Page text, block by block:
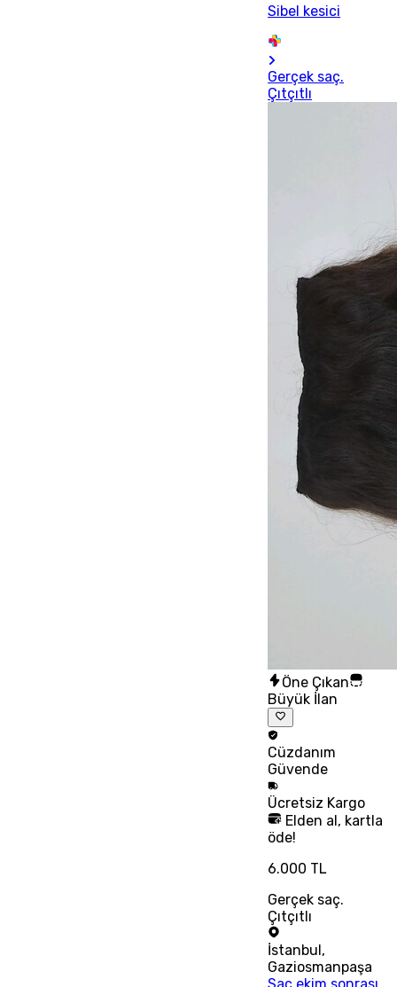
Sibel kesici
Gerçek saç.
Çıtçıtlı
Öne Çıkan
Büyük İlan
Cüzdanım
Güvende
Ücretsiz Kargo
Elden al, kartla
öde!
6.000 TL
Gerçek saç.
Çıtçıtlı
İstanbul ,
Gaziosmanpaşa